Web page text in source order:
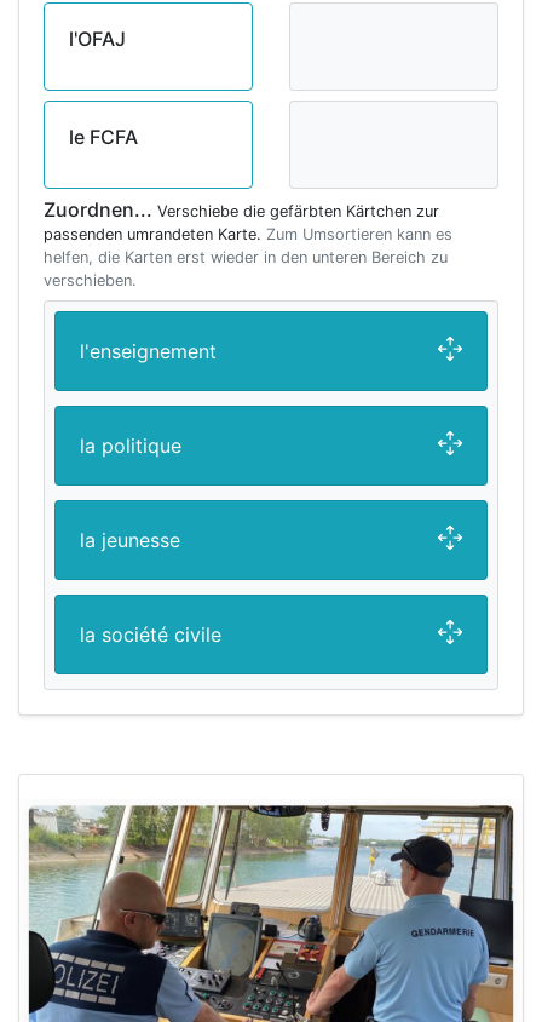
l'OFAJ
le FCFA
Zuordnen... Verschiebe die gefärbten Kärtchen zur
passenden umrandeten Karte. Zum Umsortieren kann es
helfen, die Karten erst wieder in den unteren Bereich zu
verschieben.
l'enseignement
la politique
la jeunesse
la société civile